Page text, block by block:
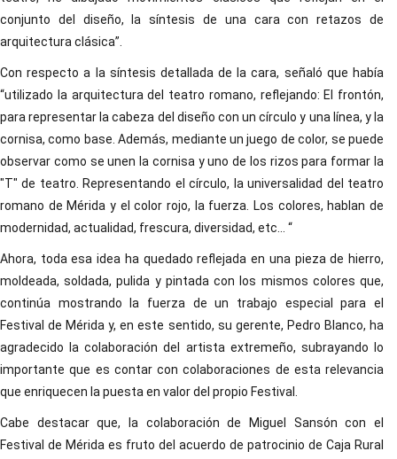
conjunto del diseño, la síntesis de una cara con retazos de
arquitectura clásica”.
Con respecto a la síntesis detallada de la cara, señaló que había
“utilizado la arquitectura del teatro romano, reflejando: El frontón,
para representar la cabeza del diseño con un círculo y una línea, y la
cornisa, como base. Además, mediante un juego de color, se puede
observar como se unen la cornisa y uno de los rizos para formar la
"T" de teatro. Representando el círculo, la universalidad del teatro
romano de Mérida y el color rojo, la fuerza. Los colores, hablan de
modernidad, actualidad, frescura, diversidad, etc... “
Ahora, toda esa idea ha quedado reflejada en una pieza de hierro,
moldeada, soldada, pulida y pintada con los mismos colores que,
continúa mostrando la fuerza de un trabajo especial para el
Festival de Mérida y, en este sentido, su gerente, Pedro Blanco, ha
agradecido la colaboración del artista extremeño, subrayando lo
importante que es contar con colaboraciones de esta relevancia
que enriquecen la puesta en valor del propio Festival.
Cabe destacar que, la colaboración de Miguel Sansón con el
Festival de Mérida es fruto del acuerdo de patrocinio de Caja Rural